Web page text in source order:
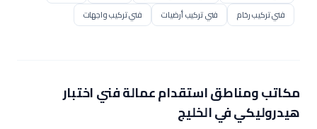
فني تركيب رخام
فني تركيب أرضيات
فني تركيب واجهات
عامل إنشاء طرق
فني رصف أسفلت
عامل تنسيق حدائق
مكاتب ومناطق استقدام عمالةفني اختبار
هيدروليكيفي الخليج